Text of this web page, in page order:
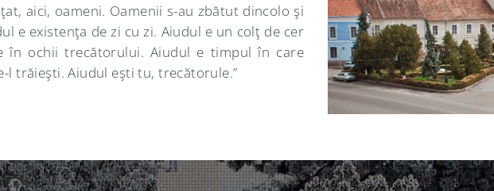
aici, oameni. Oamenii s-au zbătut dincolo şi
e existenţa de zi cu zi. Aiudul e un colţ de cer
în ochii trecătorului. Aiudul e timpul în care
l trăieşti. Aiudul eşti tu, trecătorule.”